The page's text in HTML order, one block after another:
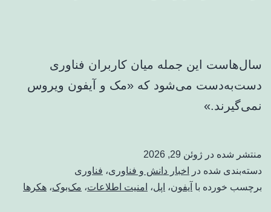
سال‌هاست این جمله میان کاربران فناوری
دست‌به‌دست می‌شود که «مک و آیفون ویروس
نمی‌گیرند.»
منتشر شده در ژوئن 29, 2026
دسته‌بندی شده در
اخبار دانش و فناوری، فناوری
برچسب خورده با آیفون، اپل، امنیت اطلاعات، مک‌بوک، هکرها